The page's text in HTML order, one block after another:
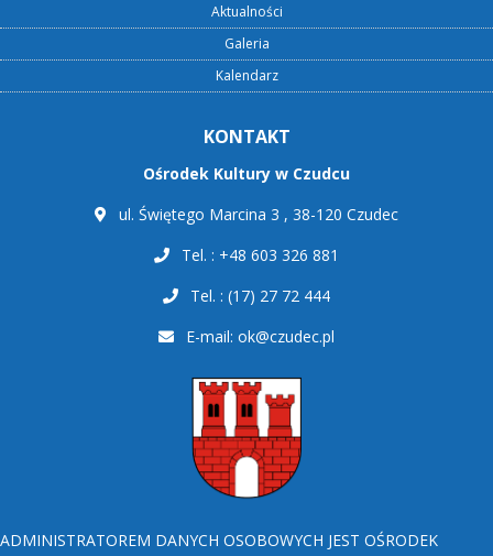
Aktualności
Galeria
Kalendarz
KONTAKT
Ośrodek Kultury w Czudcu
ul. Świętego Marcina 3 , 38-120 Czudec
Tel. : +48 603 326 881
Tel. : (17) 27 72 444
E-mail: ok@czudec.pl
ADMINISTRATOREM DANYCH OSOBOWYCH JEST OŚRODEK